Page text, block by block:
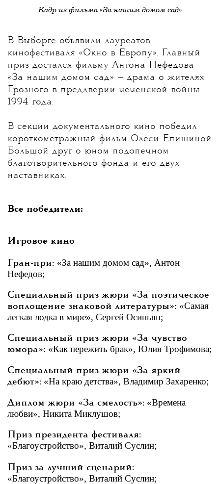
Кадр из фильма «За нашим домом сад»
В Выборге объявили лауреатов
кинофестиваля «Окно в Европу». Главный
приз достался фильму Антона Нефедова
«За нашим домом сад» — драма о жителях
Грозного в преддверии чеченской войны
1994 года.
В секции документального кино победил
короткометражный фильм Олеси Епишиной
Большой друг о юном подопечном
благотворительного фонда и его двух
наставниках.
Все победители:
Игровое кино
Гран-при: «За нашим домом сад», Антон
Нефедов;
Специальный приз жюри «За поэтическое
воплощение знаковой литературы»: «Самая
легкая лодка в мире», Сергей Осипьян;
Специальный приз жюри «За чувство
юмора»: «Как пережить брак», Юлия Трофимова;
Специальный приз жюри «За яркий
дебют»: «На краю детства», Владимир Захаренко;
Диплом жюри «За смелость»: «Времена
любви», Никита Миклушов;
Приз президента фестиваля:
«Благоустройство», Виталий Суслин;
Приз за лучший сценарий:
«Благоустройство», Виталий Суслин;